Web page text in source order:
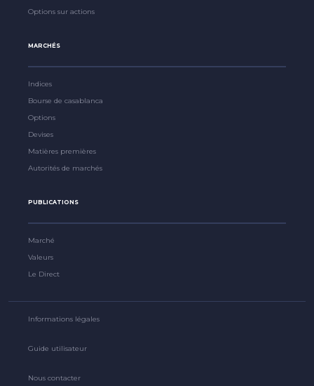
Options sur actions
MARCHÉS
Indices
Bourse de casablanca
Options
Devises
Matières premières
Autorités de marchés
PUBLICATIONS
Marché
Valeurs
Le Direct
Informations légales
Guide utilisateur
Nous contacter